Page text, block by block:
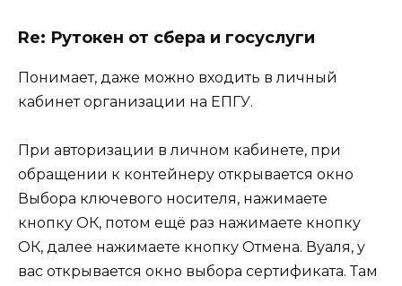
Re: Рутокен от сбера и госуслуги
Понимает, даже можно входить в личный
кабинет организации на ЕПГУ.
При авторизации в личном кабинете, при
обращении к контейнеру открывается окно
Выбора ключевого носителя, нажимаете
кнопку ОК, потом ещё раз нажимаете кнопку
ОК, далее нажимаете кнопку Отмена. Вуаля, у
вас открывается окно выбора сертификата. Там